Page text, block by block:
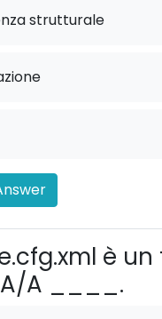
strutturale
è un
A ____.